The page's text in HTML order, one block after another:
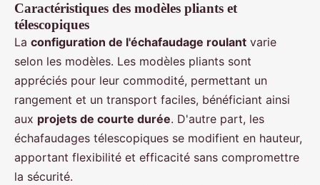
Caractéristiques des modèles pliants et
télescopiques
La configuration de l'échafaudage roulant varie
selon les modèles. Les modèles pliants sont
appréciés pour leur commodité, permettant un
rangement et un transport faciles, bénéficiant ainsi
aux projets de courte durée. D'autre part, les
échafaudages télescopiques se modifient en hauteur,
apportant flexibilité et efficacité sans compromettre
la sécurité.